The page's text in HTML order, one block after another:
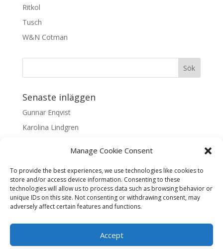
Manage Cookie Consent
To provide the best experiences, we use technologies like cookies to
store and/or access device information. Consenting to these
technologies will allow us to process data such as browsing behavior or
unique IDs on this site. Not consenting or withdrawing consent, may
adversely affect certain features and functions.
Accept
Ritkol
Tusch
W&N Cotman
Senaste inläggen
Gunnar Enqvist
Karolina Lindgren
Samaneh Shabani Åhrling
Textarkiv
Textarkiv